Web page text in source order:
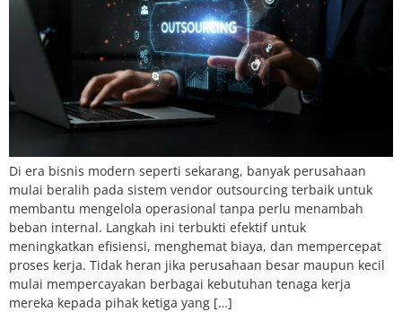
Di era bisnis modern seperti sekarang, banyak perusahaan
mulai beralih pada sistem vendor outsourcing terbaik untuk
membantu mengelola operasional tanpa perlu menambah
beban internal. Langkah ini terbukti efektif untuk
meningkatkan efisiensi, menghemat biaya, dan mempercepat
proses kerja. Tidak heran jika perusahaan besar maupun kecil
mulai mempercayakan berbagai kebutuhan tenaga kerja
mereka kepada pihak ketiga yang […]